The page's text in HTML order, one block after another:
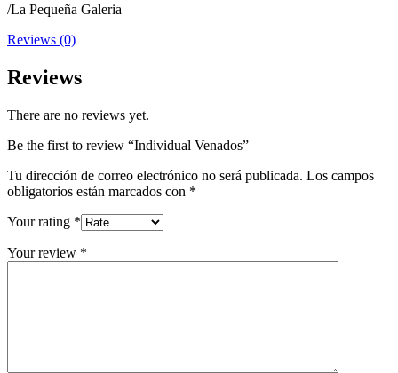
/La Pequeña Galeria
Reviews (0)
Reviews
There are no reviews yet.
Be the first to review “Individual Venados”
Tu dirección de correo electrónico no será publicada. Los campos
obligatorios están marcados con *
Your rating *
Your review *